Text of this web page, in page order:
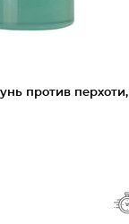
против перхоти,